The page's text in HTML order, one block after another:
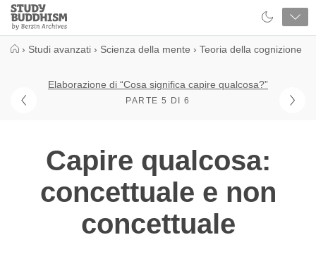
Close
Study
Buddhism
› Studi avanzati › Scienza della mente › Teoria della cognizione
Elaborazione di “Cosa significa capire qualcosa?”
PARTE 5 DI 6
Capire qualcosa:
concettuale e non
concettuale